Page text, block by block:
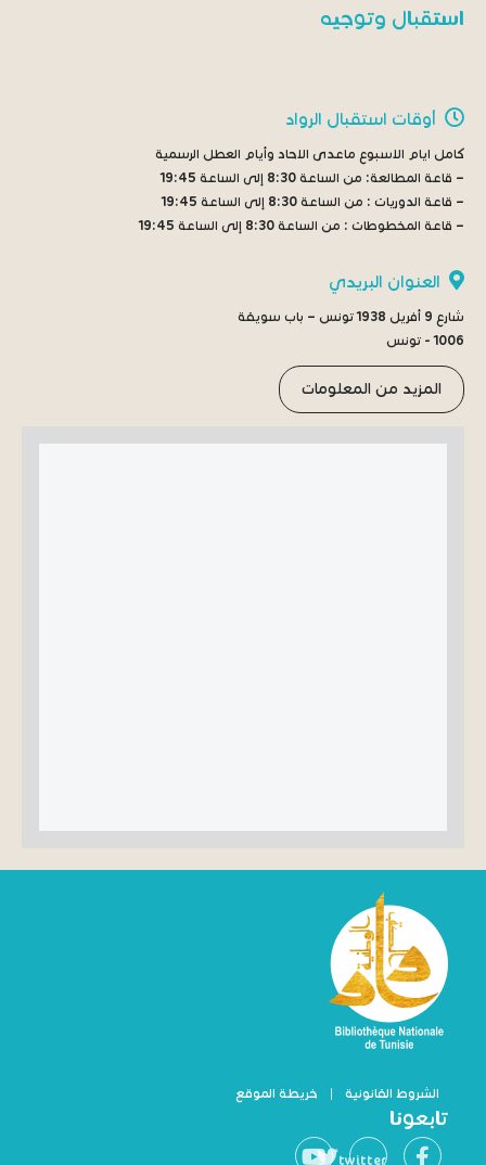
استقبال وتوجيه
أوقات استقبال الرواد
كامل ايام الاسبوع ماعدى الاحاد وأيام العطل الرسمية
– قاعة المطالعة: من الساعة 8:30 إلى الساعة 19:45
– قاعة الدوريات : من الساعة 8:30 إلى الساعة 19:45
– قاعة المخطوطات : من الساعة 8:30 إلى الساعة 19:45
العنوان البريدي
شارع 9 أفريل 1938 تونس – باب سويقة
1006 - تونس
المزيد من المعلومات
الشروط القانونية | خريطة الموقع
تابعونا
twitter